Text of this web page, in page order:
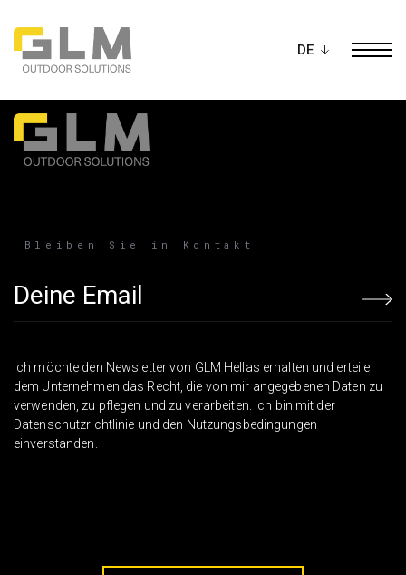
BAU DEIN EIGENES
_Bleiben Sie in Kontakt
Email address
Ich möchte den Newsletter von GLM Hellas erhalten und erteile
dem Unternehmen das Recht, die von mir angegebenen Daten zu
verwenden, zu pflegen und zu verarbeiten. Ich bin mit der
Datenschutzrichtlinie und den Nutzungsbedingungen
einverstanden.